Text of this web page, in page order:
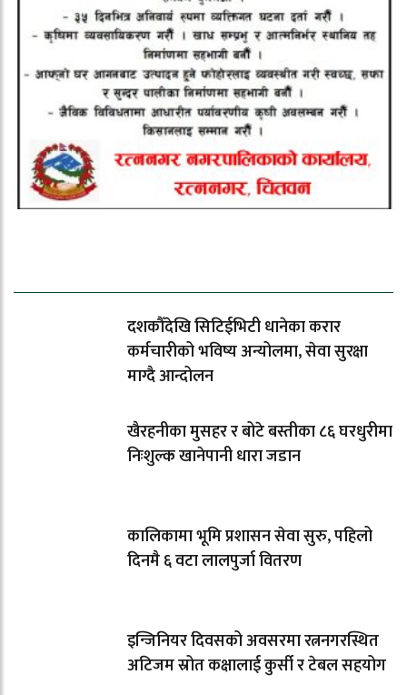
दशकौँदेखि सिटिईभिटी धानेका करार
कर्मचारीको भविष्य अन्योलमा, सेवा सुरक्षा
माग्दै आन्दोलन
खैरहनीका मुसहर र बोटे बस्तीका ८६ घरधुरीमा
निःशुल्क खानेपानी धारा जडान
कालिकामा भूमि प्रशासन सेवा सुरु, पहिलो
दिनमै ६ वटा लालपुर्जा वितरण
इन्जिनियर दिवसको अवसरमा रत्ननगरस्थित
अटिजम स्रोत कक्षालाई कुर्सी र टेबल सहयोग